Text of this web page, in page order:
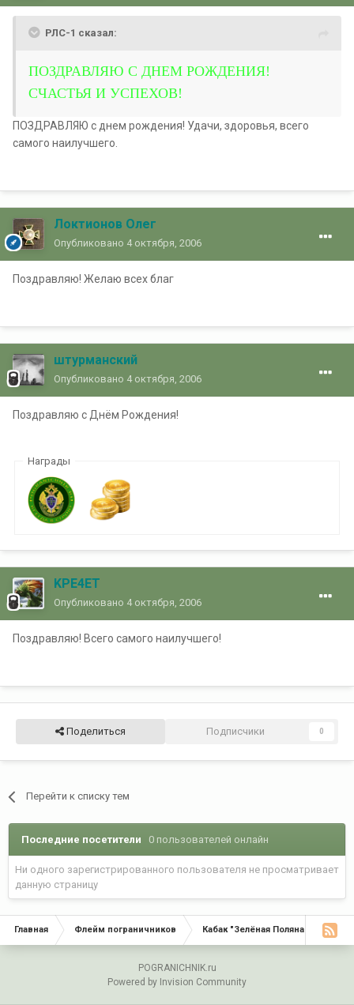
РЛС-1 сказал:
ПОЗДРАВЛЯЮ С ДНЕМ РОЖДЕНИЯ!
СЧАСТЬЯ И УСПЕХОВ!
ПОЗДРАВЛЯЮ с днем рождения! Удачи, здоровья, всего
самого наилучшего.
Локтионов Олег
Опубликовано 4 октября, 2006
Поздравляю! Желаю всех благ
штурманский
Опубликовано 4 октября, 2006
Поздравляю с Днём Рождения!
Награды
KPE4ET
Опубликовано 4 октября, 2006
Поздравляю! Всего самого наилучшего!
Поделиться Подписчики 0
Перейти к списку тем
Последние посетители 0 пользователей онлайн
Ни одного зарегистрированного пользователя не просматривает
данную страницу
Главная Флейм пограничников Кабак "Зелёная Поляна"
POGRANICHNIK.ru
Powered by Invision Community